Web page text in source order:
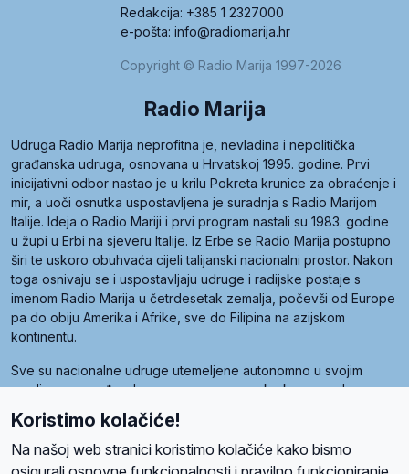
Redakcija: +385 1 2327000
e-pošta: info@radiomarija.hr
Copyright © Radio Marija 1997-2026
Radio Marija
Udruga Radio Marija neprofitna je, nevladina i nepolitička
građanska udruga, osnovana u Hrvatskoj 1995. godine. Prvi
inicijativni odbor nastao je u krilu Pokreta krunice za obraćenje i
mir, a uoči osnutka uspostavljena je suradnja s Radio Marijom
Italije. Ideja o Radio Mariji i prvi program nastali su 1983. godine
u župi u Erbi na sjeveru Italije. Iz Erbe se Radio Marija postupno
širi te uskoro obuhvaća cijeli talijanski nacionalni prostor. Nakon
toga osnivaju se i uspostavljaju udruge i radijske postaje s
imenom Radio Marija u četrdesetak zemalja, počevši od Europe
pa do obiju Amerika i Afrike, sve do Filipina na azijskom
kontinentu.
Sve su nacionalne udruge utemeljene autonomno u svojim
zemljama, a međusobna su povezane preko krovne udruge
pod nazivom Svjetska obitelj Radio Marije (World Family of
Radio Maria). Svjetsku obitelj utemeljilo je sedam članica, među
kojima je i hrvatska Udruga Radio Marija.
Koristimo kolačiće!
Na našoj web stranici koristimo kolačiće kako bismo